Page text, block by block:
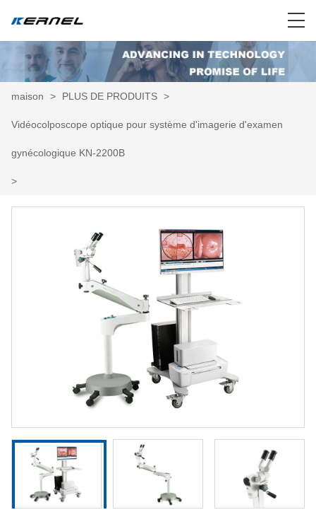
maison > PLUS DE PRODUITS >
Vidéocolposcope optique pour système d'imagerie d'examen
gynécologique KN-2200B
>